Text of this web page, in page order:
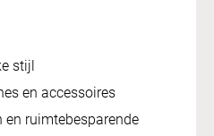
stijl
en accessoires
ruimtebesparende